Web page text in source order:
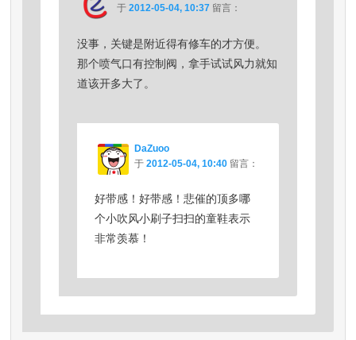
于 2012-05-04, 10:37 留言：
没事，关键是附近得有修车的才方便。
那个喷气口有控制阀，拿手试试风力就知
道该开多大了。
DaZuoo
于2012-05-04, 10:40 留言：
好带感！好带感！悲催的顶多哪
个小吹风小刷子扫扫的童鞋表示
非常羡慕！